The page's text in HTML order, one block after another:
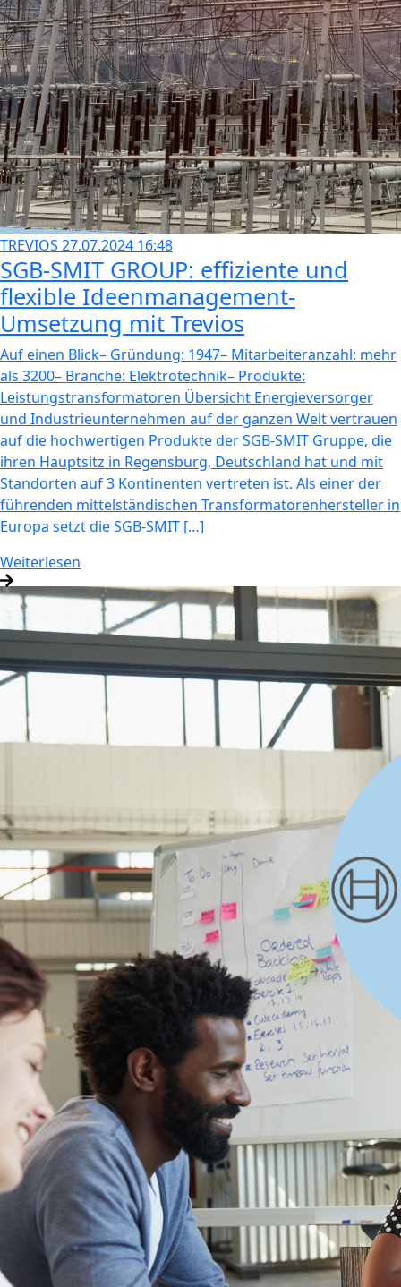
TREVIOS 27.07.2024 16:48
SGB-SMIT GROUP: effiziente und
flexible Ideenmanagement-
Umsetzung mit Trevios
Auf einen Blick– Gründung: 1947– Mitarbeiteranzahl: mehr
als 3200– Branche: Elektrotechnik– Produkte:
Leistungstransformatoren Übersicht Energieversorger
und Industrieunternehmen auf der ganzen Welt vertrauen
auf die hochwertigen Produkte der SGB-SMIT Gruppe, die
ihren Hauptsitz in Regensburg, Deutschland hat und mit
Standorten auf 3 Kontinenten vertreten ist. Als einer der
führenden mittelständischen Transformatorenhersteller in
Europa setzt die SGB-SMIT […]
Weiterlesen